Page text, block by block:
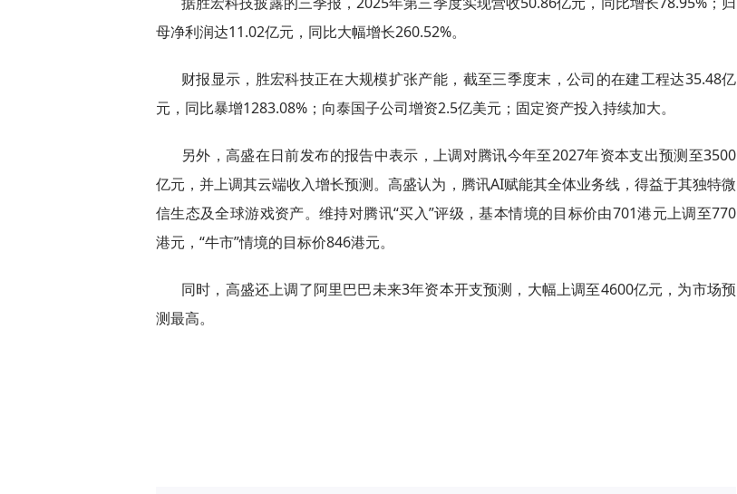
母净利润达11.02亿元，同比大幅增长260.52%。
财报显示，胜宏科技正在大规模扩张产能，截至三季度末，公司的在建工程达35.48亿
元，同比暴增1283.08%；向泰国子公司增资2.5亿美元；固定资产投入持续加大。
另外，高盛在日前发布的报告中表示，上调对腾讯今年至2027年资本支出预测至3500
亿元，并上调其云端收入增长预测。高盛认为，腾讯AI赋能其全体业务线，得益于其独特微
信生态及全球游戏资产。维持对腾讯“买入”评级，基本情境的目标价由701港元上调至770
港元，“牛市”情境的目标价846港元。
同时，高盛还上调了阿里巴巴未来3年资本开支预测，大幅上调至4600亿元，为市场预
测最高。